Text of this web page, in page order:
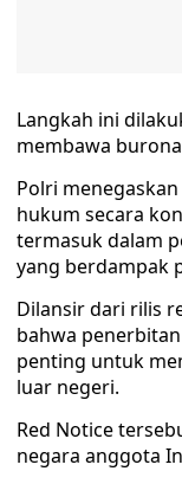
Langkah ini
membawa
Polri
hukum secara
termasuk dalam
yang berdampak
Dilansir dari rilis
bahwa
penting untuk
luar negeri.
Red Notice
negara anggota